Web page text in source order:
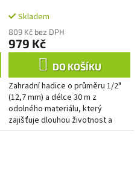
Skladem
809 Kč bez DPH
979 Kč
DO KOŠÍKU
Zahradní hadice o průměru 1/2"
(12,7 mm) a délce 30 m z
odolného materiálu, který
zajišťuje dlouhou životnost a
spolehlivost při pravidelném